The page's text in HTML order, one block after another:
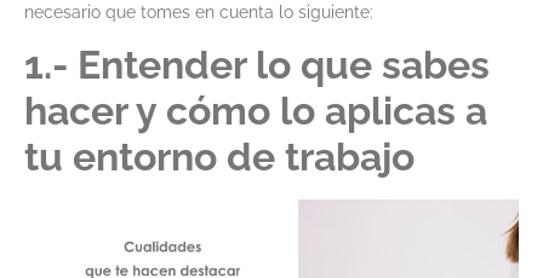
necesario que tomes en cuenta lo siguiente:
1.- Entender lo que sabes
hacer y cómo lo aplicas a
tu entorno de trabajo